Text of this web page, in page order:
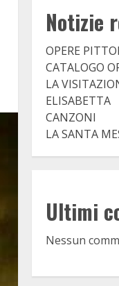
Notizie
OPERE
CATALOGO
LA
ELISABETTA
CANZONI
LA SANTA
Ultimi
Nessun